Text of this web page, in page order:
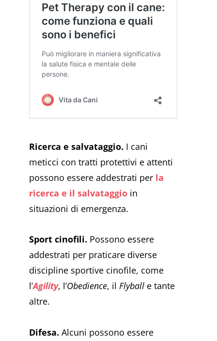
Ricerca e salvataggio. I cani
meticci con tratti protettivi e attenti
possono essere addestrati per la
ricerca e il salvataggio in
situazioni di emergenza.
Sport cinofili. Possono essere
addestrati per praticare diverse
discipline sportive cinofile, come
l’Agility, l’Obedience, il Flyball e tante
altre.
Difesa. Alcuni possono essere